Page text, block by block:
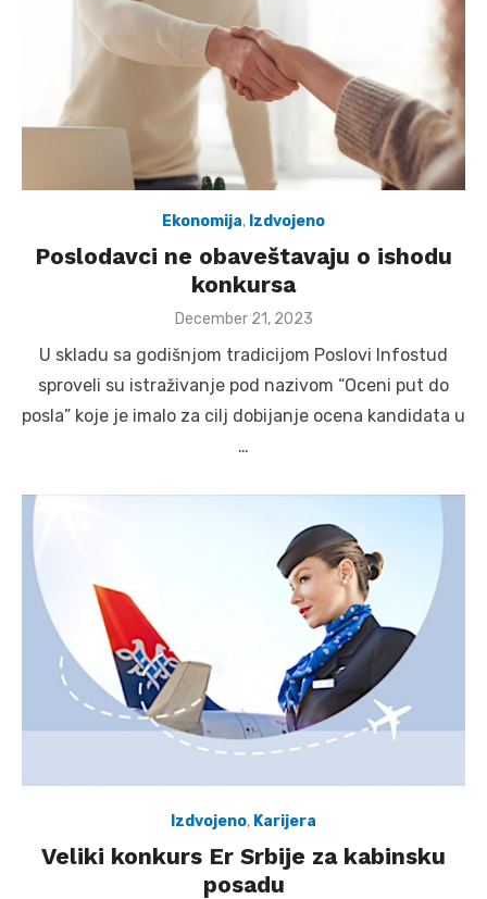
Ekonomija, Izdvojeno
Poslodavci ne obaveštavaju o ishodu
konkursa
Posted
December 21, 2023
U skladu sa godišnjom tradicijom Poslovi Infostud
sproveli su istraživanje pod nazivom “Oceni put do
posla” koje je imalo za cilj dobijanje ocena kandidata u
…
Izdvojeno, Karijera
Veliki konkurs Er Srbije za kabinsku
posadu